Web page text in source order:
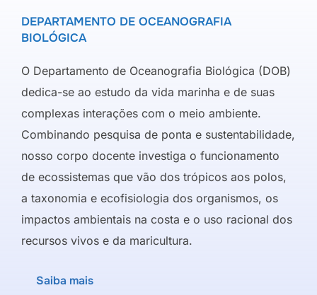
DEPARTAMENTO DE OCEANOGRAFIA
BIOLÓGICA
O Departamento de Oceanografia Biológica (DOB)
dedica-se ao estudo da vida marinha e de suas
complexas interações com o meio ambiente.
Combinando pesquisa de ponta e sustentabilidade,
nosso corpo docente investiga o funcionamento
de ecossistemas que vão dos trópicos aos polos,
a taxonomia e ecofisiologia dos organismos, os
impactos ambientais na costa e o uso racional dos
recursos vivos e da maricultura.
Saiba mais